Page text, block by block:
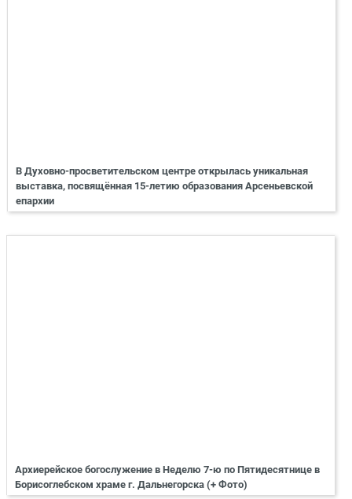
В Духовно-просветительском центре открылась уникальная
выставка, посвящённая 15-летию образования Арсеньевской
епархии
Архиерейское богослужение в Неделю 7-ю по Пятидесятнице в
Борисоглебском храме г. Дальнегорска (+ Фото)